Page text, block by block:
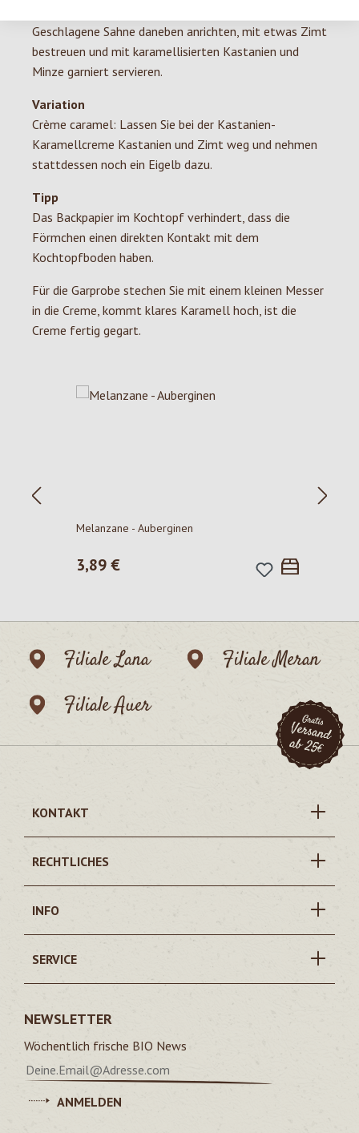
Geschlagene Sahne daneben anrichten, mit etwas Zimt
bestreuen und mit karamellisierten Kastanien und
Minze garniert servieren.
Variation
Crème caramel: Lassen Sie bei der Kastanien-
Karamellcreme Kastanien und Zimt weg und nehmen
stattdessen noch ein Eigelb dazu.
Tipp
Das Backpapier im Kochtopf verhindert, dass die
Förmchen einen direkten Kontakt mit dem
Kochtopfboden haben.
Für die Garprobe stechen Sie mit einem kleinen Messer
in die Creme, kommt klares Karamell hoch, ist die
Creme fertig gegart.
Produktgalerie überspringen
Melanzane - Auberginen
Regulärer Preis:
3,89 €
Filiale Lana
Filiale Meran
Filiale Auer
KONTAKT
RECHTLICHES
INFO
SERVICE
NEWSLETTER
Wöchentlich frische BIO News
ANMELDEN